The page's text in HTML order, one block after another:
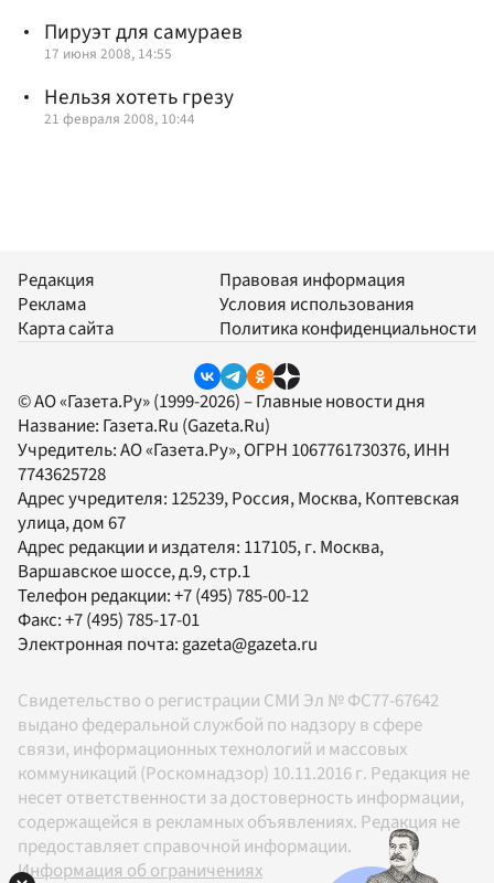
Пируэт для самураев
17 июня 2008, 14:55
Нельзя хотеть грезу
21 февраля 2008, 10:44
Редакция
Реклама
Карта сайта
Правовая информация
Условия использования
Политика конфиденциальности
© АО «Газета.Ру» (1999-2026) – Главные новости дня
Название: Газета.Ru (Gazeta.Ru)
Учредитель:АО «Газета.Ру», ОГРН 1067761730376, ИНН
7743625728
Адрес учредителя: 125239, Россия, Москва, Коптевская
улица, дом 67
Адрес редакции и издателя: 117105, г. Москва,
Варшавское шоссе, д.9, стр.1
Телефон редакции:+7 (495) 785-00-12
Факс:+7 (495) 785-17-01
Электронная почта:gazeta@gazeta.ru
Свидетельство о регистрации СМИ Эл № ФС77-67642
выдано федеральной службой по надзору в сфере
связи, информационных технологий и массовых
коммуникаций (Роскомнадзор) 10.11.2016 г. Редакция не
несет ответственности за достоверность информации,
содержащейся в рекламных объявлениях. Редакция не
предоставляет справочной информации.
Информация об ограничениях